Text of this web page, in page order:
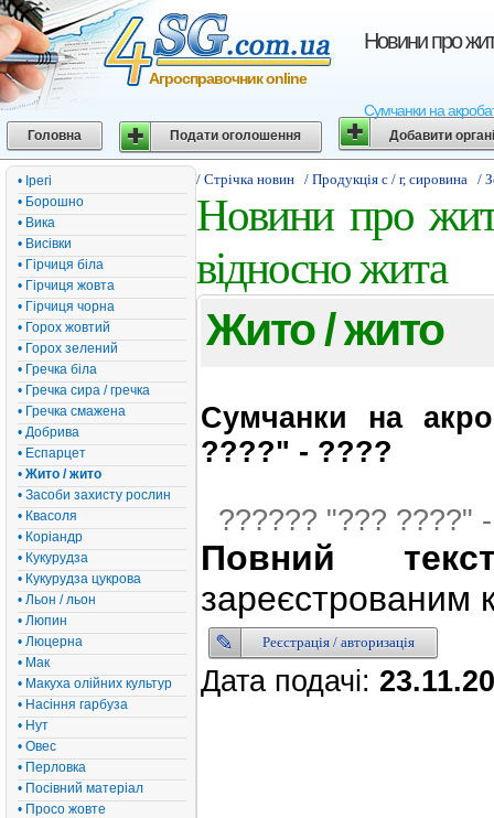
Новини про
Сумчанки на
Агросправочник online
Головна Подати оголошення Добавити
• Ірегі
• Борошно
• Вика
• Висівки
• Гірчиця біла
• Гірчиця жовта
• Гірчиця чорна
• Горох жовтий
• Горох зелений
• Гречка біла
• Гречка сира / гречка
• Гречка смажена
• Добрива
• Еспарцет
• Жито / жито
• Засоби захисту рослин
• Квасоля
• Коріандр
• Кукурудза
• Кукурудза цукрова
• Льон / льон
• Люпин
• Люцерна
• Мак
• Макуха олійних культур
• Насіння гарбуза
• Нут
• Овес
• Перловка
• Посівний матеріал
• Просо жовте
/ Стрічка новин / Продукція с / г, сировина /
Новини про
відносно жита
Жито / жито
Сумчанки на
????" - ????
?????? "??? ????"
Повний
зареєстрованим
Реєстрація / авторизація
Дата подачі: